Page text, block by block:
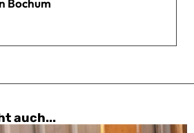
Bochum
auch...